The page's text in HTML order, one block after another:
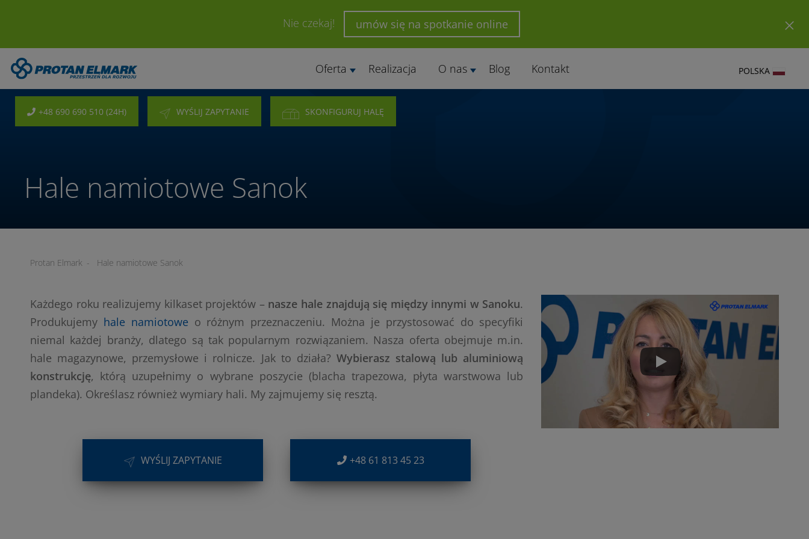
Nie czekaj! umów się na spotkanie online
Oferta Realizacja O nas Blog Kontakt POLSKA
+48 690 690 510 (24H) WYŚLIJ ZAPYTANIE SKONFIGURUJ HALĘ
Hale namiotowe Sanok
Protan Elmark - Hale namiotowe Sanok
Każdego roku realizujemy kilkaset projektów – nasze hale znajdują się między innymi w Sanoku.
Produkujemy hale namiotowe o różnym przeznaczeniu. Można je przystosować do specyfiki
niemal każdej branży, dlatego są tak popularnym rozwiązaniem. Nasza oferta obejmuje m.in.
hale magazynowe, przemysłowe i rolnicze. Jak to działa? Wybierasz stalową lub aluminiową
konstrukcję, którą uzupełnimy o wybrane poszycie (blacha trapezowa, płyta warstwowa lub
plandeka). Określasz również wymiary hali. My zajmujemy się resztą.
WYŚLIJ ZAPYTANIE +48 61 813 45 23